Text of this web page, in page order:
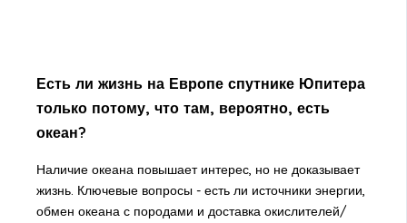
Есть ли жизнь на Европе спутнике Юпитера
только потому, что там, вероятно, есть
океан?
Наличие океана повышает интерес, но не доказывает
жизнь. Ключевые вопросы - есть ли источники энергии,
обмен океана с породами и доставка окислителей/